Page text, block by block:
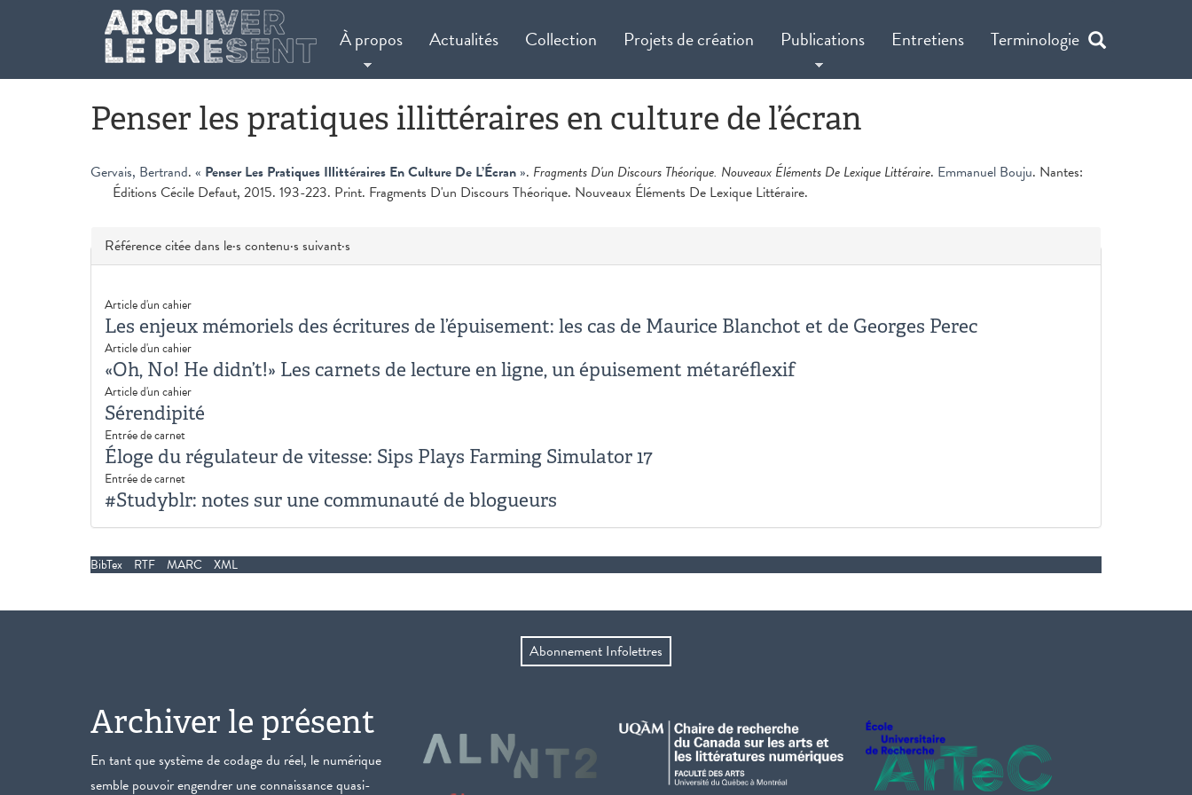
Aller au contenu principal
À propos Actualités Collection Projets de création Publications Entretiens Terminologie
Penser les pratiques illittéraires en culture de l’écran
Gervais, Bertrand. « Penser Les Pratiques Illittéraires En Culture De L’Écran ». Fragments D'un Discours Théorique. Nouveaux Éléments De Lexique Littéraire. Emmanuel Bouju. Nantes:
Éditions Cécile Defaut, 2015. 193-223. Print. Fragments D'un Discours Théorique. Nouveaux Éléments De Lexique Littéraire.
Masquer
Référence citée dans le·s contenu·s suivant·s
Article d'un cahier
Les enjeux mémoriels des écritures de l’épuisement: les cas de Maurice Blanchot et de Georges Perec
Article d'un cahier
«Oh, No! He didn’t!» Les carnets de lecture en ligne, un épuisement métaréflexif
Article d'un cahier
Sérendipité
Entrée de carnet
Éloge du régulateur de vitesse: Sips Plays Farming Simulator 17
Entrée de carnet
#Studyblr: notes sur une communauté de blogueurs
BibTex RTF MARC XML
Abonnement Infolettres
Archiver le présent
En tant que système de codage du réel, le numérique
semble pouvoir engendrer une connaissance quasi-